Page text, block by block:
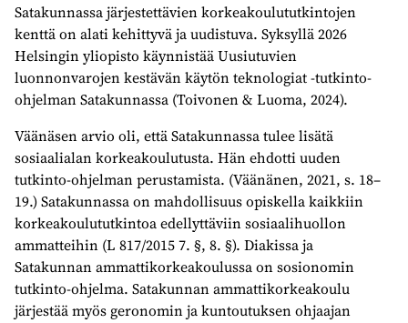
Satakunnassa järjestettävien korkeakoulututkintojen
kenttä on alati kehittyvä ja uudistuva. Syksyllä 2026
Helsingin yliopisto käynnistää Uusiutuvien
luonnonvarojen kestävän käytön teknologiat -tutkinto-
ohjelman Satakunnassa (Toivonen & Luoma, 2024).
Väänäsen arvio oli, että Satakunnassa tulee lisätä
sosiaalialan korkeakoulutusta. Hän ehdotti uuden
tutkinto-ohjelman perustamista. (Väänänen, 2021, s. 18–
19.) Satakunnassa on mahdollisuus opiskella kaikkiin
korkeakoulututkintoa edellyttäviin sosiaalihuollon
ammatteihin (L 817/2015 7. §, 8. §). Diakissa ja
Satakunnan ammattikorkeakoulussa on sosionomin
tutkinto-ohjelma. Satakunnan ammattikorkeakoulu
järjestää myös geronomin ja kuntoutuksen ohjaajan